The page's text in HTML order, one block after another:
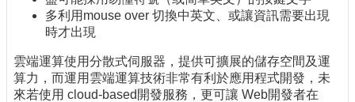
多利用mouse over 切換中英文、或讓資訊需要出現
時才出現
雲端運算使用分散式伺服器，提供可擴展的儲存空間及運
算力，而運用雲端運算技術非常有利於應用程式開發，未
來若使用 cloud-based開發服務，更可讓 Web開發者在